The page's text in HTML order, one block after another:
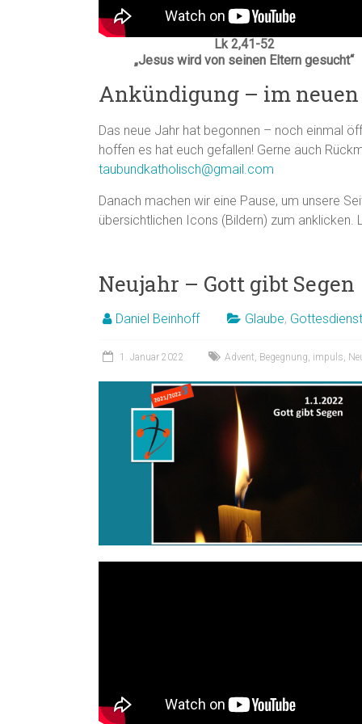
Lk 2,41-52
„Jesus wird von seinen Eltern gesucht“
Ankündigung – im
Das neue Jahr hat begonnen – noch einmal
hoffen es hat euch gefallen! Gerne auch
taubundkatholisch@gmail.com
Danach machen wir eine Pause, um unsere
übersichtlichen Icons (Bildern) zum anklicken.
Neujahr – Gott gibt Segen
Daniel Beinhoff Glaube, Gottesdienst
1. Januar 2022 Advent, Begegnung, impuls,